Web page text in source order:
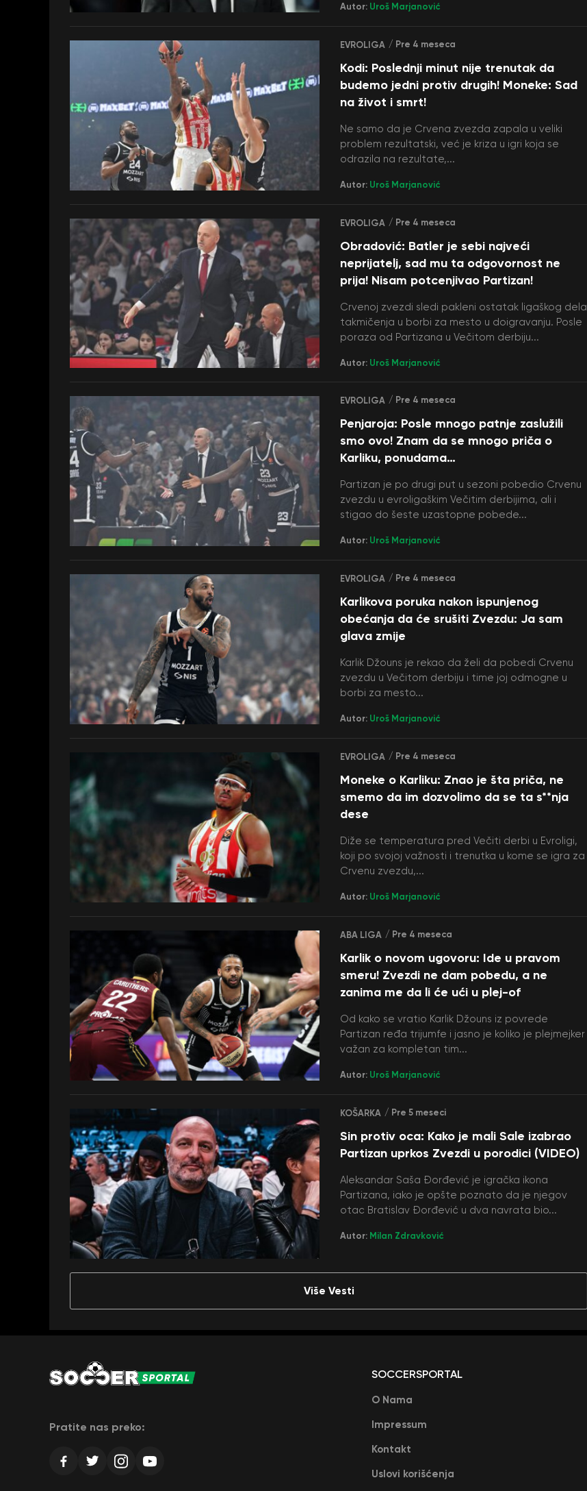
Autor: Uroš Marjanović
EVROLIGA / Pre 4 meseca
Kodi: Poslednji minut nije trenutak da
budemo jedni protiv drugih! Moneke: Sad
na život i smrt!
Ne samo da je Crvena zvezda zapala u veliki
problem rezultatski, već je kriza u igri koja se
odrazila na rezultate,...
Autor: Uroš Marjanović
EVROLIGA / Pre 4 meseca
Obradović: Batler je sebi najveći
neprijatelj, sad mu ta odgovornost ne
prija! Nisam potcenjivao Partizan!
Crvenoj zvezdi sledi pakleni ostatak ligaškog dela
takmičenja u borbi za mesto u doigravanju. Posle
poraza od Partizana u Večitom derbiju...
Autor: Uroš Marjanović
EVROLIGA / Pre 4 meseca
Penjaroja: Posle mnogo patnje zaslužili
smo ovo! Znam da se mnogo priča o
Karliku, ponudama…
Partizan je po drugi put u sezoni pobedio Crvenu
zvezdu u evroligaškim Večitim derbijima, ali i
stigao do šeste uzastopne pobede...
Autor: Uroš Marjanović
EVROLIGA / Pre 4 meseca
Karlikova poruka nakon ispunjenog
obećanja da će srušiti Zvezdu: Ja sam
glava zmije
Karlik Džouns je rekao da želi da pobedi Crvenu
zvezdu u Večitom derbiju i time joj odmogne u
borbi za mesto...
Autor: Uroš Marjanović
EVROLIGA / Pre 4 meseca
Moneke o Karliku: Znao je šta priča, ne
smemo da im dozvolimo da se ta s**nja
dese
Diže se temperatura pred Večiti derbi u Evroligi,
koji po svojoj važnosti i trenutka u kome se igra za
Crvenu zvezdu,...
Autor: Uroš Marjanović
ABA LIGA / Pre 4 meseca
Karlik o novom ugovoru: Ide u pravom
smeru! Zvezdi ne dam pobedu, a ne
zanima me da li će ući u plej-of
Od kako se vratio Karlik Džouns iz povrede
Partizan ređa trijumfe i jasno je koliko je plejmejker
važan za kompletan tim...
Autor: Uroš Marjanović
KOŠARKA / Pre 5 meseci
Sin protiv oca: Kako je mali Sale izabrao
Partizan uprkos Zvezdi u porodici (VIDEO)
Aleksandar Saša Đorđević je igračka ikona
Partizana, iako je opšte poznato da je njegov
otac Bratislav Đorđević u dva navrata bio...
Autor: Milan Zdravković
Više Vesti
Pratite nas preko:
SOCCERSPORTAL
O Nama
Impressum
Kontakt
Uslovi korišćenja